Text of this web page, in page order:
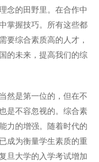
念的田野里。在合作中
掌握技巧。所有这些都
要综合素质高的人才，
的未来，提高我们的综
然是第一位的，但在不
是不容忽视的。综合素
力的增强。随着时代的
成为衡量学生素质的重
旦大学的入学考试增加